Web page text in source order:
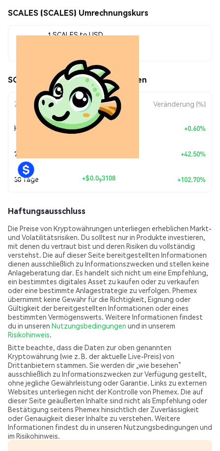
SCALES (SCALES) Umrechnungskurs
1 SCALES to USD
SCALES (SCALES) Kursbewegungen
Zeitraum Betragsänderung Veränderung (%)
Heute +$0.0 +0.60%
7 Tage +42.50%
30 Tage +$0.093108 +102.70%
Haftungsausschluss
Die Preise von Kryptowährungen unterliegen erheblichen Markt-
und Volatilitätsrisiken. Du solltest nur in Produkte investieren,
mit denen du vertraut bist und deren Risiken du vollständig
verstehst. Die auf dieser Seite bereitgestellten Informationen
dienen ausschließlich zu Informationszwecken und stellen keine
Anlageberatung dar. Es handelt sich nicht um eine Empfehlung,
ein bestimmtes digitales Asset zu kaufen oder zu verkaufen
oder eine bestimmte Anlagestrategie zu verfolgen. Phemex
übernimmt keine Gewähr für die Richtigkeit, Eignung oder
Gültigkeit der bereitgestellten Informationen oder eines
bestimmten Vermögenswerts. Weitere Informationen findest
du in unseren Nutzungsbedingungen und in unserem
Risikohinweis.
Bitte beachte, dass die Daten zur oben genannten
Kryptowährung (wie z. B. der aktuelle Live-Preis) von
Drittanbietern stammen. Sie werden dir „wie besehen“
ausschließlich zu Informationszwecken zur Verfügung gestellt,
ohne jegliche Gewährleistung oder Garantie. Links zu externen
Websites unterliegen nicht der Kontrolle von Phemex. Die auf
dieser Seite geäußerten Inhalte sind nicht als Empfehlung oder
Bestätigung seitens Phemex hinsichtlich der Zuverlässigkeit
oder Genauigkeit dieser Inhalte zu verstehen. Weitere
Informationen findest du in unseren Nutzungsbedingungen und
im Risikohinweis.